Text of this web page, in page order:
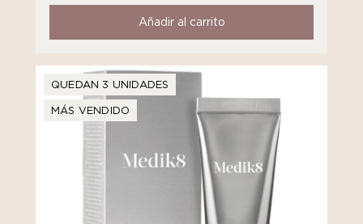
Añadir al carrito
QUEDAN 3 UNIDADES
MÁS VENDIDO